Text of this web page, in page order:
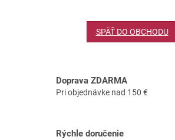
SPÄŤ DO OBCHODU
Doprava ZDARMA
Pri objednávke nad 150 €
Rýchle doručenie